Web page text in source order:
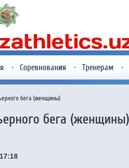
Соревнования Тренерам
бега (женщины)
бега (женщины)